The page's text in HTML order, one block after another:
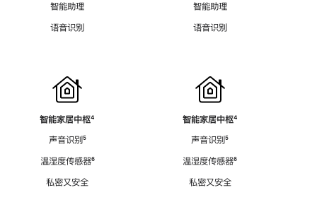
智能助理
语音识别
智能家居中枢脚
⁴
声音识别脚
⁵
温湿度传感器脚
⁶
私密又安全
智能助理
语音识别
智能家居中枢脚
⁴
声音识别脚
⁵
温湿度传感器脚
⁶
私密又安全